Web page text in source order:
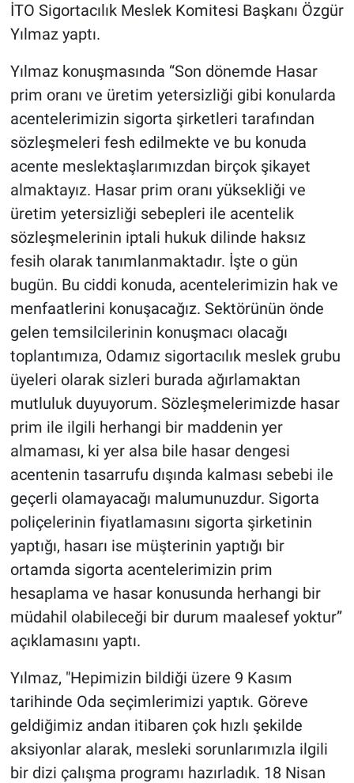
İTO Sigortacılık Meslek Komitesi Başkanı Özgür
Yılmaz yaptı.
Yılmaz konuşmasında “Son dönemde Hasar
prim oranı ve üretim yetersizliği gibi konularda
acentelerimizin sigorta şirketleri tarafından
sözleşmeleri fesh edilmekte ve bu konuda
acente meslektaşlarımızdan birçok şikayet
almaktayız. Hasar prim oranı yüksekliği ve
üretim yetersizliği sebepleri ile acentelik
sözleşmelerinin iptali hukuk dilinde haksız
fesih olarak tanımlanmaktadır. İşte o gün
bugün. Bu ciddi konuda, acentelerimizin hak ve
menfaatlerini konuşacağız. Sektörünün önde
gelen temsilcilerinin konuşmacı olacağı
toplantımıza, Odamız sigortacılık meslek grubu
üyeleri olarak sizleri burada ağırlamaktan
mutluluk duyuyorum. Sözleşmelerimizde hasar
prim ile ilgili herhangi bir maddenin yer
almaması, ki yer alsa bile hasar dengesi
acentenin tasarrufu dışında kalması sebebi ile
geçerli olamayacağı malumunuzdur. Sigorta
poliçelerinin fiyatlamasını sigorta şirketinin
yaptığı, hasarı ise müşterinin yaptığı bir
ortamda sigorta acentelerimizin prim
hesaplama ve hasar konusunda herhangi bir
müdahil olabileceği bir durum maalesef yoktur”
açıklamasını yaptı.
Yılmaz, "Hepimizin bildiği üzere 9 Kasım
tarihinde Oda seçimlerimizi yaptık. Göreve
geldiğimiz andan itibaren çok hızlı şekilde
aksiyonlar alarak, mesleki sorunlarımızla ilgili
bir dizi çalışma programı hazırladık. 18 Nisan